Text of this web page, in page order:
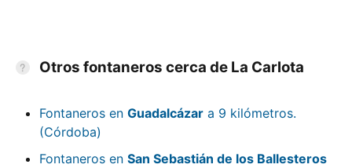
Otros fontaneros cerca de La Carlota
Fontaneros en Guadalcázar a 9 kilómetros.
(Córdoba)
Fontaneros en San Sebastián de los Ballesteros